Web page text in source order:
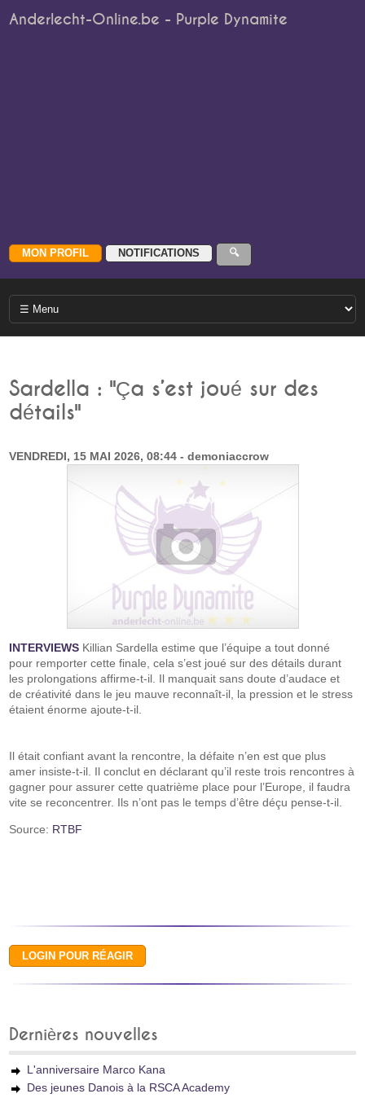
Anderlecht-Online.be - Purple Dynamite
Sardella : "Ça s’est joué sur des
détails"
VENDREDI, 15 MAI 2026, 08:44 - demoniaccrow
INTERVIEWS Killian Sardella estime que l’équipe a tout donné
pour remporter cette finale, cela s’est joué sur des détails durant
les prolongations affirme-t-il. Il manquait sans doute d’audace et
de créativité dans le jeu mauve reconnaît-il, la pression et le stress
étaient énorme ajoute-t-il.
Il était confiant avant la rencontre, la défaite n’en est que plus
amer insiste-t-il. Il conclut en déclarant qu’il reste trois rencontres à
gagner pour assurer cette quatrième place pour l’Europe, il faudra
vite se reconcentrer. Ils n’ont pas le temps d’être déçu pense-t-il.
Source: RTBF
Dernières nouvelles
L'anniversaire Marco Kana
Des jeunes Danois à la RSCA Academy